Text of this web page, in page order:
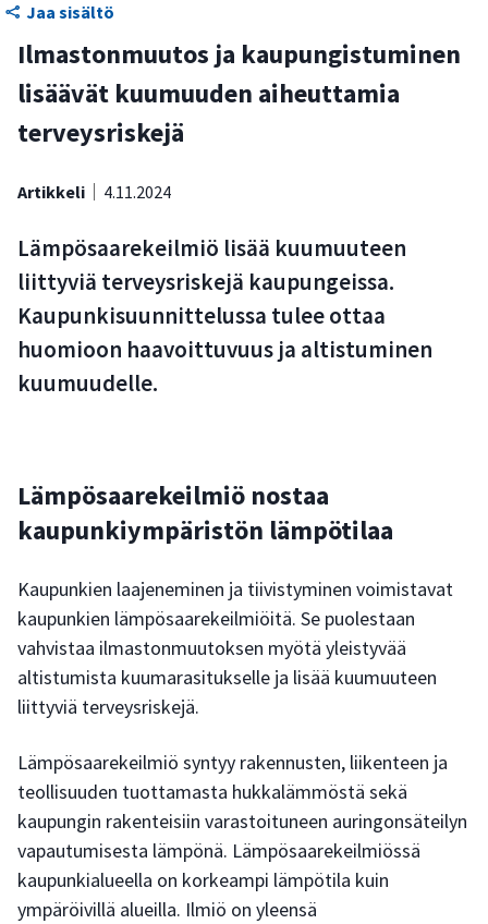
Jaa sisältö
Ilmastonmuutos ja kaupungistuminen
lisäävät kuumuuden aiheuttamia
terveysriskejä
Artikkeli 4.11.2024
Lämpösaarekeilmiö lisää kuumuuteen
liittyviä terveysriskejä kaupungeissa.
Kaupunkisuunnittelussa tulee ottaa
huomioon haavoittuvuus ja altistuminen
kuumuudelle.
Lämpösaarekeilmiö nostaa
kaupunkiympäristön lämpötilaa
Kaupunkien laajeneminen ja tiivistyminen voimistavat
kaupunkien lämpösaarekeilmiöitä. Se puolestaan
vahvistaa ilmastonmuutoksen myötä yleistyvää
altistumista kuumarasitukselle ja lisää kuumuuteen
liittyviä terveysriskejä.
Lämpösaarekeilmiö syntyy rakennusten, liikenteen ja
teollisuuden tuottamasta hukkalämmöstä sekä
kaupungin rakenteisiin varastoituneen auringonsäteilyn
vapautumisesta lämpönä. Lämpösaarekeilmiössä
kaupunkialueella on korkeampi lämpötila kuin
ympäröivillä alueilla. Ilmiö on yleensä